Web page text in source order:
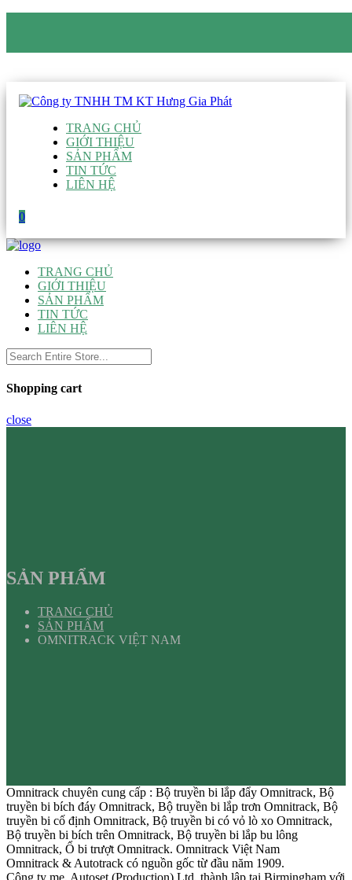
TRANG CHỦ
GIỚI THIỆU
SẢN PHẨM
TIN TỨC
LIÊN HỆ
0
TRANG CHỦ
GIỚI THIỆU
SẢN PHẨM
TIN TỨC
LIÊN HỆ
Shopping cart
close
SẢN PHẨM
TRANG CHỦ
SẢN PHẨM
OMNITRACK VIỆT NAM
Omnitrack chuyên cung cấp : Bộ truyền bi lắp đẩy Omnitrack, Bộ
truyền bi bích đáy Omnitrack, Bộ truyền bi lắp trơn Omnitrack, Bộ
truyền bi cố định Omnitrack, Bộ truyền bi có vỏ lò xo Omnitrack,
Bộ truyền bi bích trên Omnitrack, Bộ truyền bi lắp bu lông
Omnitrack, Ổ bi trượt Omnitrack. Omnitrack Việt Nam
Omnitrack & Autotrack có nguồn gốc từ đầu năm 1909.